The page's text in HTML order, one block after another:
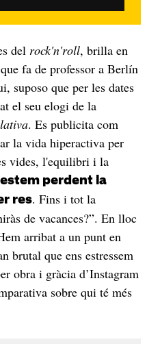
del rock'n'roll, brilla en
fa de professor a Berlín
suposo que per les dates
el seu elogi de la
. Es publicita com
la vida hiperactiva per
vides, l'equilibri i la
estem perdent la
res. Fins i tot la
de vacances?”. En lloc
arribat a un punt en
brutal que ens estressem
obra i gràcia d’Instagram
sobre qui té més